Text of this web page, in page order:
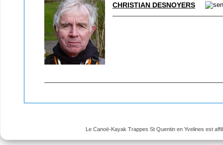
CHRISTIAN DESNOYERS
Le Canoë-Kayak Trappes St Quentin en Yvelines est